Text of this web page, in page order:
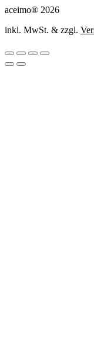
aceimo® 2026
inkl. MwSt. & zzgl.